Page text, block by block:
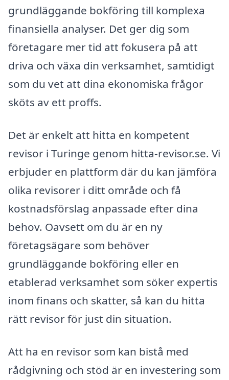
grundläggande bokföring till komplexa
finansiella analyser. Det ger dig som
företagare mer tid att fokusera på att
driva och växa din verksamhet, samtidigt
som du vet att dina ekonomiska frågor
sköts av ett proffs.
Det är enkelt att hitta en kompetent
revisor i Turinge genom hitta-revisor.se. Vi
erbjuder en plattform där du kan jämföra
olika revisorer i ditt område och få
kostnadsförslag anpassade efter dina
behov. Oavsett om du är en ny
företagsägare som behöver
grundläggande bokföring eller en
etablerad verksamhet som söker expertis
inom finans och skatter, så kan du hitta
rätt revisor för just din situation.
Att ha en revisor som kan bistå med
rådgivning och stöd är en investering som